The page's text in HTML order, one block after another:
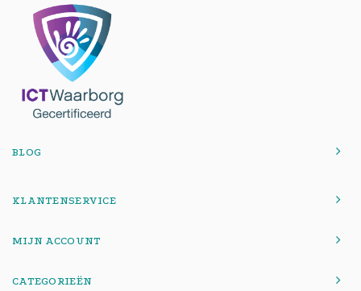
BLOG
KLANTENSERVICE
MIJN ACCOUNT
CATEGORIEËN